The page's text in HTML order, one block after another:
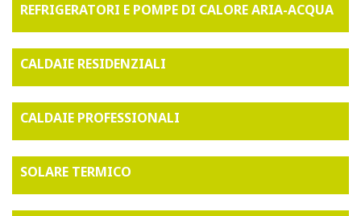
REFRIGERATORI E POMPE DI CALORE ARIA-ACQUA
CALDAIE RESIDENZIALI
CALDAIE PROFESSIONALI
SOLARE TERMICO